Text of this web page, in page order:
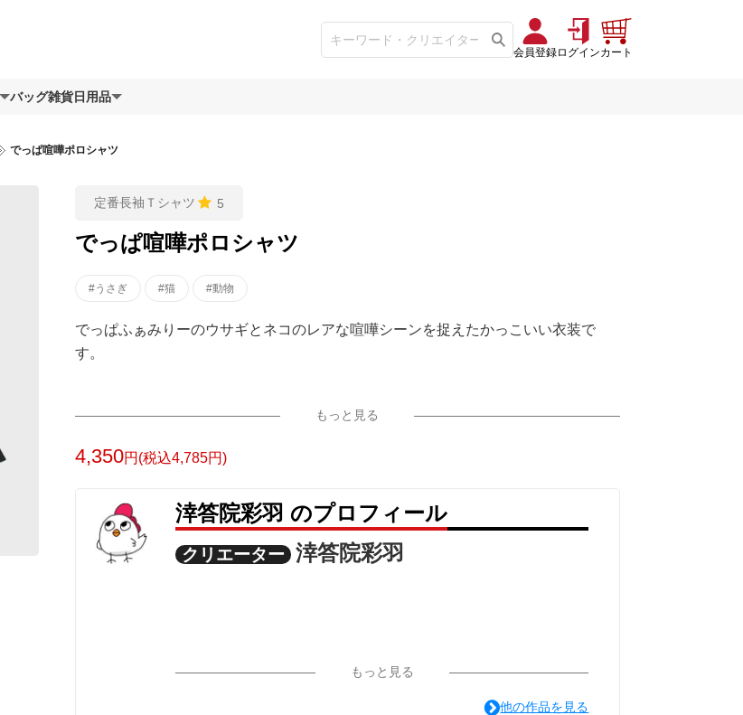
会員登録ログインカート
バッグ雑貨日用品
でっぱ喧嘩ポロシャツ
定番長袖Ｔシャツ 5
でっぱ喧嘩ポロシャツ
#うさぎ #猫 #動物
でっぱふぁみりーのウサギとネコのレアな喧嘩シーンを捉えたかっこいい衣装で
す。
もっと見る
4,350円(税込4,785円)
涬答院彩羽 のプロフィール
クリエーター 涬答院彩羽
もっと見る
他の作品を見る